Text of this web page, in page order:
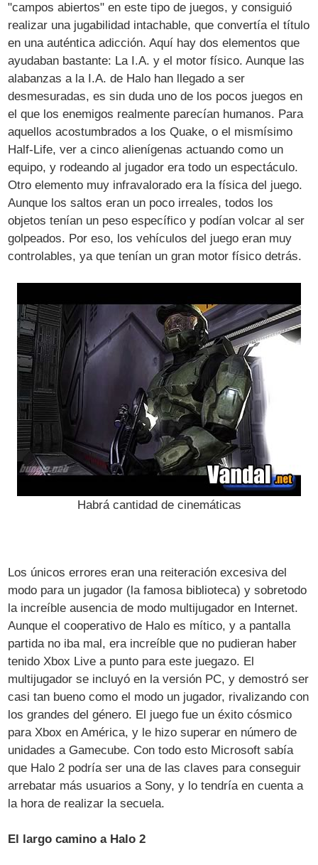
"campos abiertos" en este tipo de juegos, y consiguió
realizar una jugabilidad intachable, que convertía el título
en una auténtica adicción. Aquí hay dos elementos que
ayudaban bastante: La I.A. y el motor físico. Aunque las
alabanzas a la I.A. de Halo han llegado a ser
desmesuradas, es sin duda uno de los pocos juegos en
el que los enemigos realmente parecían humanos. Para
aquellos acostumbrados a los Quake, o el mismísimo
Half-Life, ver a cinco alienígenas actuando como un
equipo, y rodeando al jugador era todo un espectáculo.
Otro elemento muy infravalorado era la física del juego.
Aunque los saltos eran un poco irreales, todos los
objetos tenían un peso específico y podían volcar al ser
golpeados. Por eso, los vehículos del juego eran muy
controlables, ya que tenían un gran motor físico detrás.
Habrá cantidad de cinemáticas
Los únicos errores eran una reiteración excesiva del
modo para un jugador (la famosa biblioteca) y sobretodo
la increíble ausencia de modo multijugador en Internet.
Aunque el cooperativo de Halo es mítico, y a pantalla
partida no iba mal, era increíble que no pudieran haber
tenido Xbox Live a punto para este juegazo. El
multijugador se incluyó en la versión PC, y demostró ser
casi tan bueno como el modo un jugador, rivalizando con
los grandes del género. El juego fue un éxito cósmico
para Xbox en América, y le hizo superar en número de
unidades a Gamecube. Con todo esto Microsoft sabía
que Halo 2 podría ser una de las claves para conseguir
arrebatar más usuarios a Sony, y lo tendría en cuenta a
la hora de realizar la secuela.
El largo camino a Halo 2